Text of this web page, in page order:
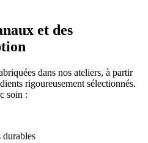
et des
dans nos ateliers, à partir
rigoureusement sélectionnés.
soin :
durables